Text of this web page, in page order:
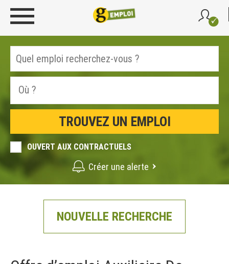
OUVERT AUX CONTRACTUELS
Créer une alerte
NOUVELLE RECHERCHE